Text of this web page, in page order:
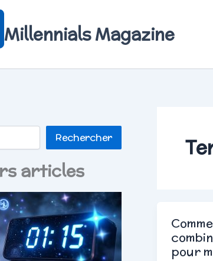
Millennials Magazine
Rechercher
articles
pour